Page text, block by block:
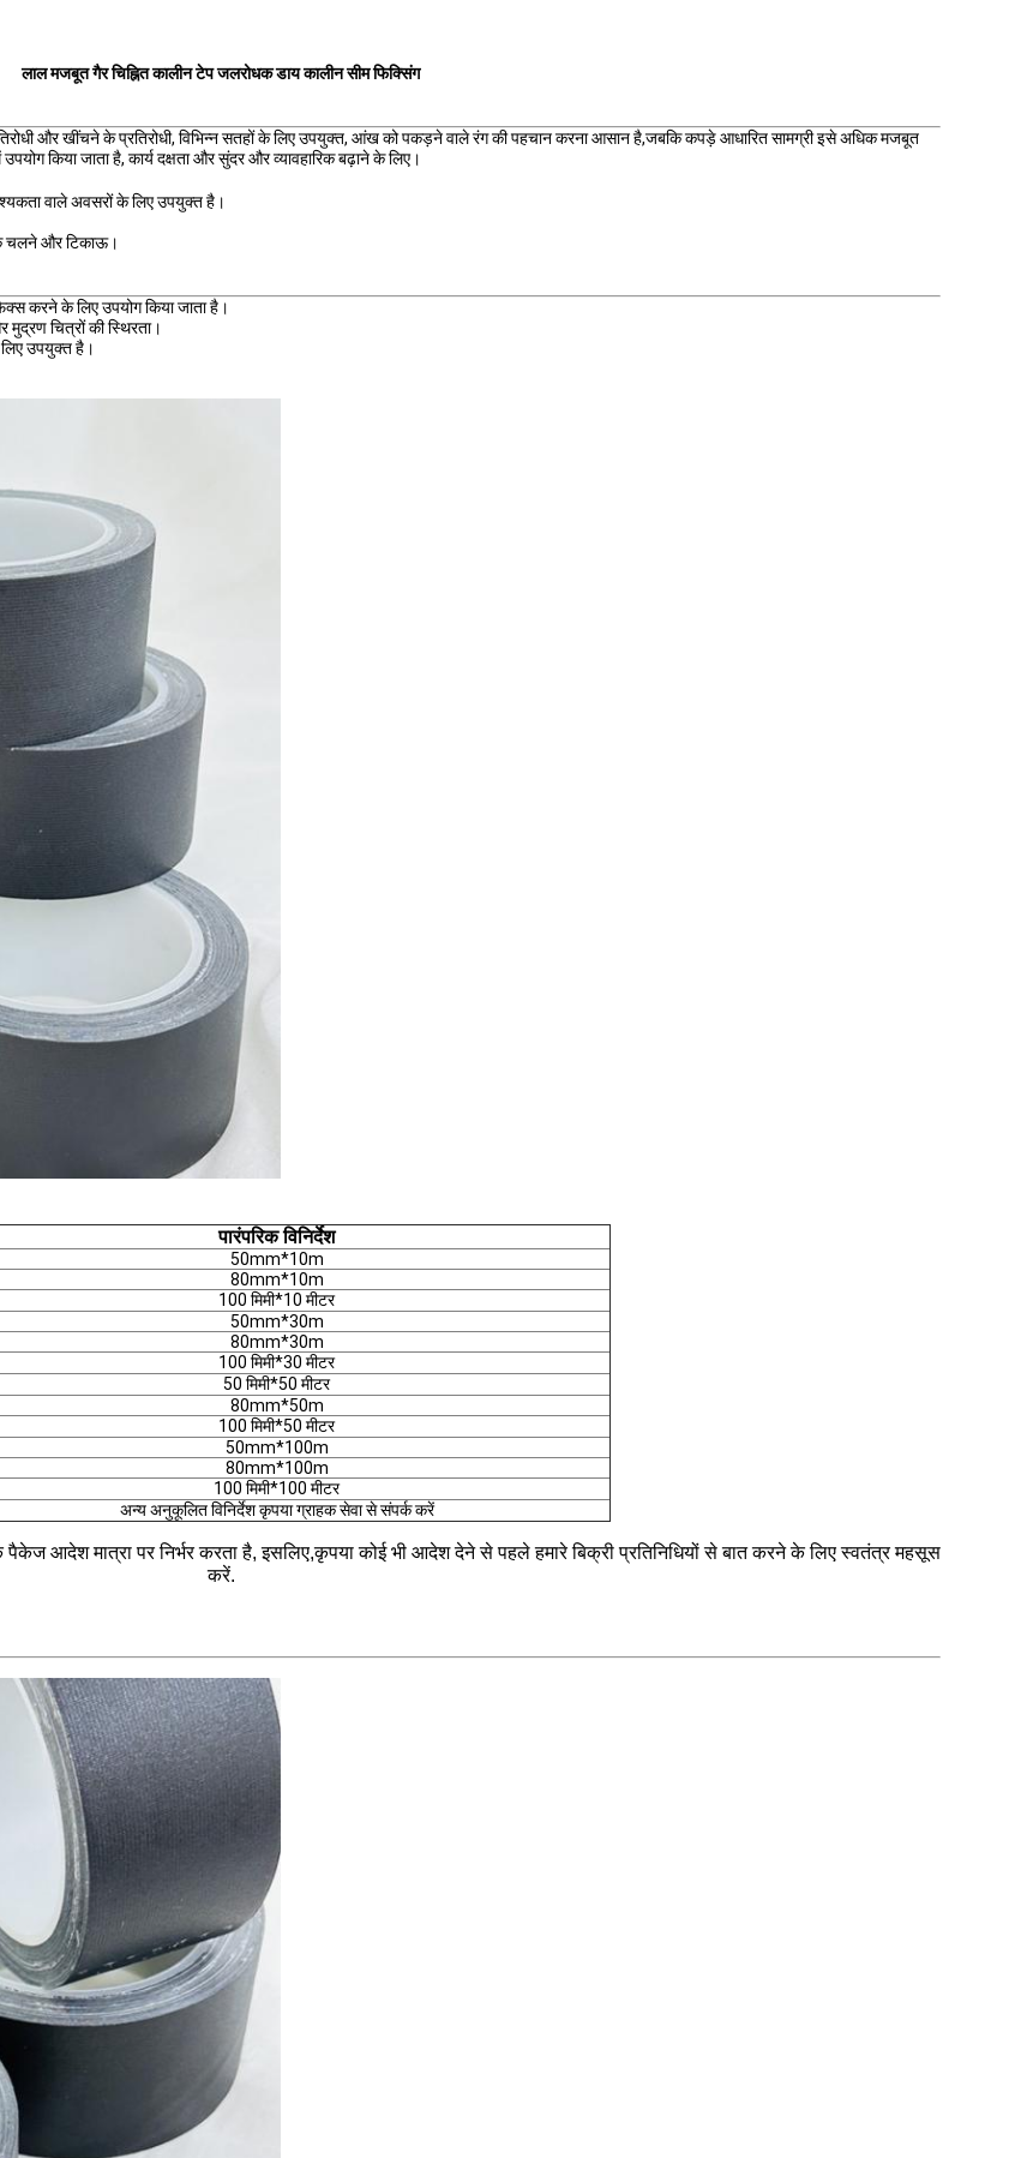
लाल मजबूत गैर चिह्नित कालीन टेप जलरोधक डाय कालीन सीम फिक्सिंग
और खींचने के प्रतिरोधी, विभिन्न सतहों के लिए उपयुक्त, आंख को पकड़ने वाले रंग की पहचान करना आसान है,जबकि कपड़े आधारित सामग्री इसे अधिक मजबूत
किया जाता है, कार्य दक्षता और सुंदर और व्यावहारिक बढ़ाने के लिए।
वाले अवसरों के लिए उपयुक्त है।
चलने और टिकाऊ।
करने के लिए उपयोग किया जाता है।
मुद्रण चित्रों की स्थिरता।
उपयुक्त है।
पारंपरिक विनिर्देश
50mm*10m
80mm*10m
100 मिमी*10 मीटर
50mm*30m
80mm*30m
100 मिमी*30 मीटर
50 मिमी*50 मीटर
80mm*50m
100 मिमी*50 मीटर
50mm*100m
80mm*100m
100 मिमी*100 मीटर
अन्य अनुकूलित विनिर्देश कृपया ग्राहक सेवा से संपर्क करें
आदेश मात्रा पर निर्भर करता है, इसलिए,कृपया कोई भी आदेश देने से पहले हमारे बिक्री प्रतिनिधियों से बात करने के लिए स्वतंत्र महसूस
करें.